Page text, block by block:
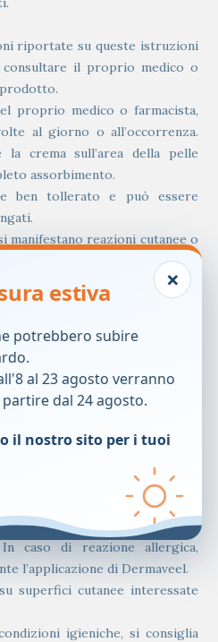
riportate su queste istruzioni
consultare il proprio medico o
proprio medico o farmacista,
al giorno o all’occorrenza.
la crema sull’area della pelle
assorbimento.
ben tollerato e può essere
manifestano reazioni cutanee o
dopo un uso prolungato,
rivolgersi al proprio medico.
pentilenico, pantenolo,
trigliceride
squalane, tocoferolo, olio di
burro di karitè, estratto di
corteccia di nocciolo, lecitina
palmitico, ceramide 3.
di ipersensibilità a uno o più
caso di reazione allergica,
l’applicazione di Dermaveel.
superfici cutanee interessate
igieniche, si consiglia
×
estiva
potrebbero subire
al 23 agosto verranno
dal 24 agosto.
il nostro sito per i tuoi